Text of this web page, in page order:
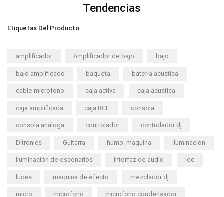
Tendencias
Etiquetas Del Producto
amplificador Amplificador de bajo bajo
bajo amplificado baqueta bateria acustica
cable microfono caja activa caja acustica
caja amplificada caja RCF consola
consola análoga controlador controlador dj
Ditronics Guitarra humo. maquina iluminación
iluminación de escenarios Interfaz de audio led
luces maquina de efecto mezclador dj
micro microfono microfono condensador